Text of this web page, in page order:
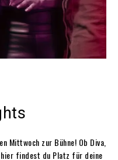
Mittwoch zur Bühne! Ob Diva,
findest du Platz für deine